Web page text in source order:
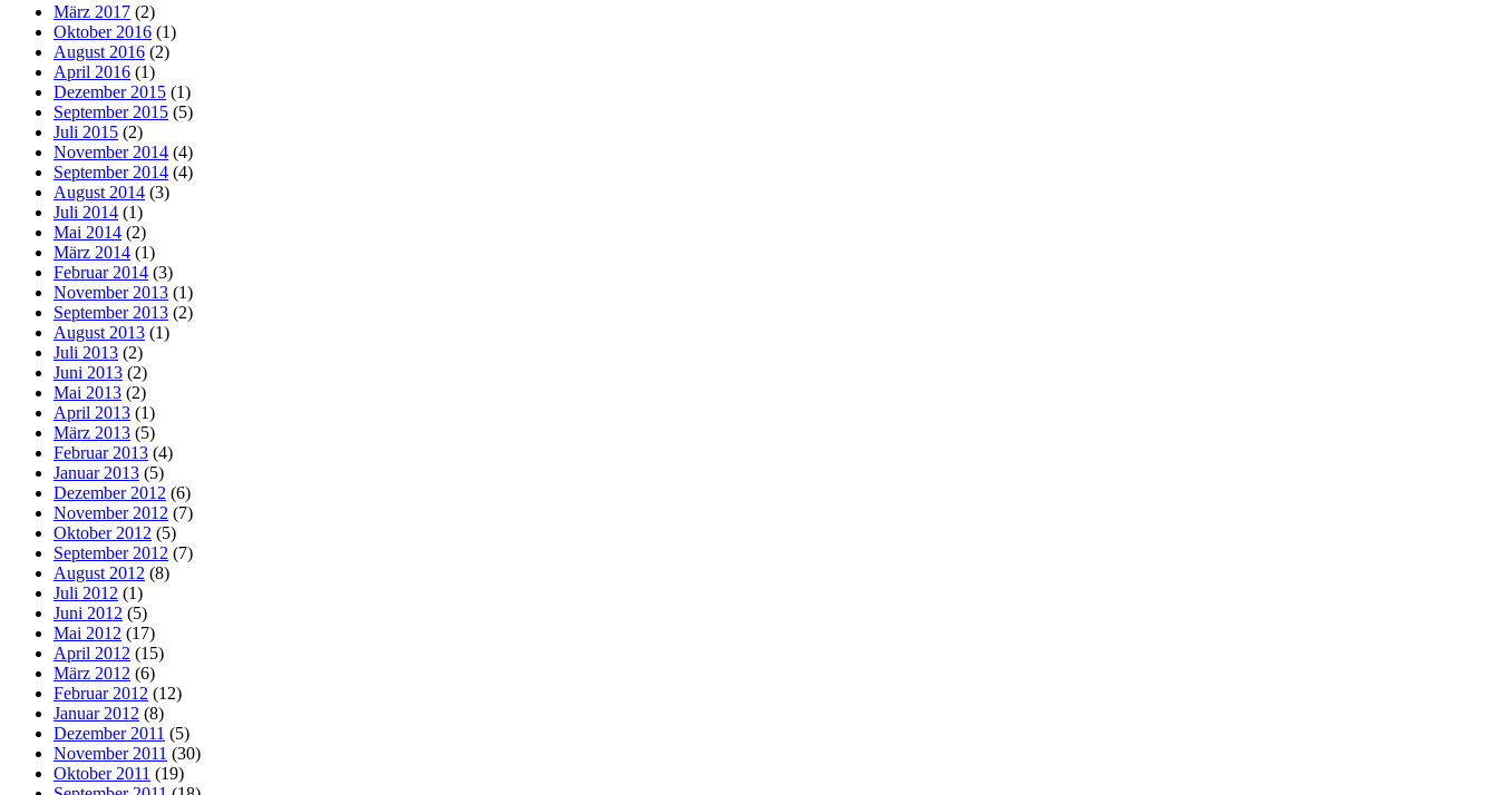
März 2017 (2)
Oktober 2016 (1)
August 2016 (2)
April 2016 (1)
Dezember 2015 (1)
September 2015 (5)
Juli 2015 (2)
November 2014 (4)
September 2014 (4)
August 2014 (3)
Juli 2014 (1)
Mai 2014 (2)
März 2014 (1)
Februar 2014 (3)
November 2013 (1)
September 2013 (2)
August 2013 (1)
Juli 2013 (2)
Juni 2013 (2)
Mai 2013 (2)
April 2013 (1)
März 2013 (5)
Februar 2013 (4)
Januar 2013 (5)
Dezember 2012 (6)
November 2012 (7)
Oktober 2012 (5)
September 2012 (7)
August 2012 (8)
Juli 2012 (1)
Juni 2012 (5)
Mai 2012 (17)
April 2012 (15)
März 2012 (6)
Februar 2012 (12)
Januar 2012 (8)
Dezember 2011 (5)
November 2011 (30)
Oktober 2011 (19)